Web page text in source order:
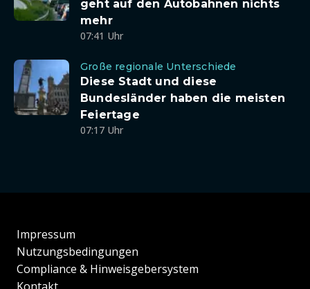
geht auf den Autobahnen nichts
mehr
07:41 Uhr
Große regionale Unterschiede
Diese Stadt und diese
Bundesländer haben die meisten
Feiertage
07:17 Uhr
Impressum
Nutzungsbedingungen
Compliance & Hinweisgebersystem